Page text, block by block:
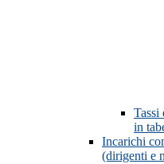
Tassi
in
Incarichi
(dirigenti e